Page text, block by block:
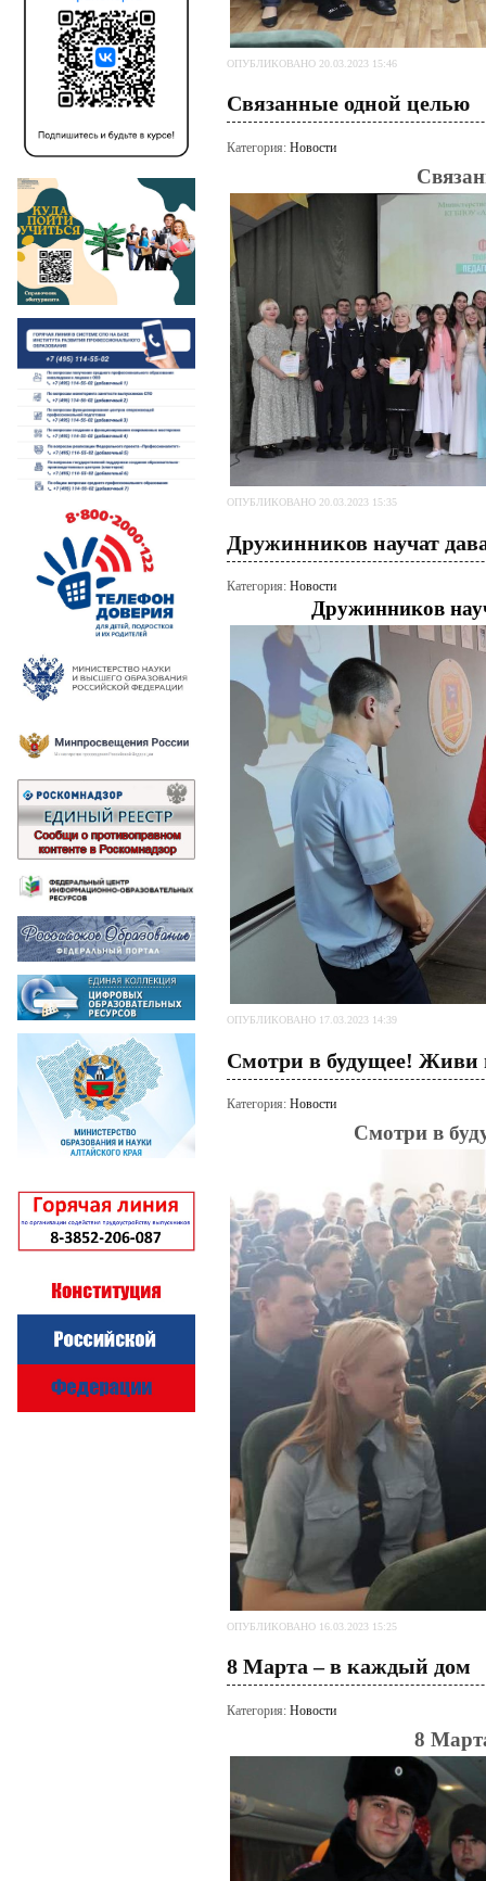
ОПУБЛИКОВАНО 20.03.2023 15:46
Связанные одной целью
Категория: Новости
ОПУБЛИКОВАНО 20.03.2023 15:35
Дружинников научат
Категория: Новости
Дружинников
ОПУБЛИКОВАНО 17.03.2023 14:39
Смотри в будущее!
Категория: Новости
Смотри в
ОПУБЛИКОВАНО 16.03.2023 15:25
8 Марта – в каждый дом
Категория: Новости
8